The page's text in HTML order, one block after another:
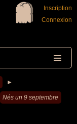
Inscription
Connexion
►
Nés un 9 septembre